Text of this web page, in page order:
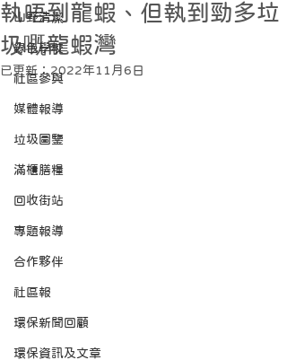
山野清潔
綠色學校
社區參與
媒體報導
垃圾圖鑒
滿櫃膳糧
回收街站
專題報導
合作夥伴
社區報
環保新聞回顧
環保資訊及文章
執唔到龍蝦、但執到勁多垃
圾嘅龍蝦灣
已更新： 2022年11月6日